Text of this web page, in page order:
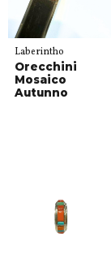
Laberintho
Orecchini
Mosaico
Autunno